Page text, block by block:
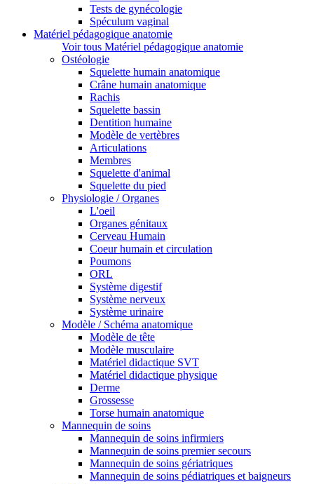
Tests de gynécologie
Spéculum vaginal
Matériel pédagogique anatomie
Voir tous Matériel pédagogique anatomie
Ostéologie
Squelette humain anatomique
Crâne humain anatomique
Rachis
Squelette bassin
Dentition humaine
Modèle de vertèbres
Articulations
Membres
Squelette d'animal
Squelette du pied
Physiologie / Organes
L'oeil
Organes génitaux
Cerveau Humain
Coeur humain et circulation
Poumons
ORL
Système digestif
Système nerveux
Système urinaire
Modèle / Schéma anatomique
Modèle de tête
Modèle musculaire
Matériel didactique SVT
Matériel didactique physique
Derme
Grossesse
Torse humain anatomique
Mannequin de soins
Mannequin de soins infirmiers
Mannequin de soins premier secours
Mannequin de soins gériatriques
Mannequin de soins pédiatriques et baigneurs